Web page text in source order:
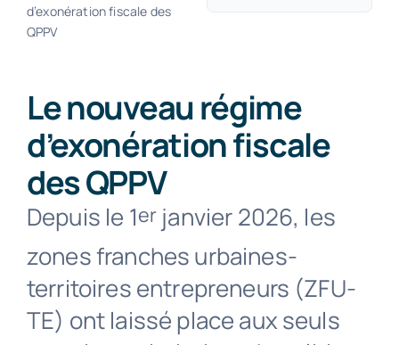
Nos métiers
Actualités
Carrière
Contact
d’exonération fiscale des
QPPV
Le nouveau régime
d’exonération fiscale
des QPPV
Depuis le 1er janvier 2026, les
zones franches urbaines-
territoires entrepreneurs (ZFU-
TE) ont laissé place aux seuls